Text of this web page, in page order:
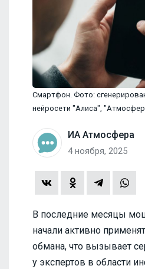
Смартфон. Фото:
нейросети "Алиса",
ИА Атмосфера
4 ноября, 2025
В последние месяцы
начали активно
обмана, что вызывает
у экспертов в области